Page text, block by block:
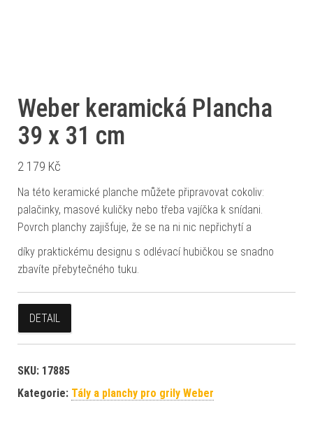
Weber keramická Plancha
39 x 31 cm
2 179 Kč
Na této keramické planche můžete připravovat cokoliv:
palačinky, masové kuličky nebo třeba vajíčka k snídani.
Povrch planchy zajišťuje, že se na ni nic nepřichytí a
díky praktickému designu s odlévací hubičkou se snadno
zbavíte přebytečného tuku.
DETAIL
SKU: 17885
Kategorie: Tály a planchy pro grily Weber